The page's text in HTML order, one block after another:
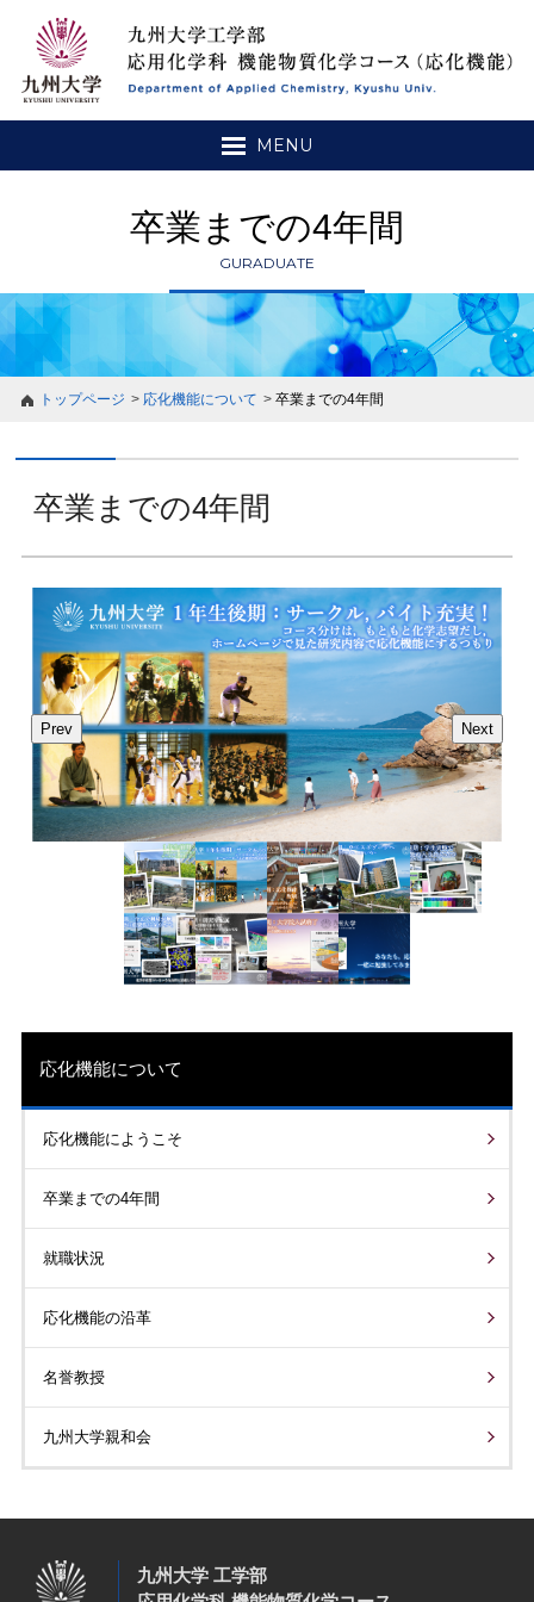
MENU
卒業までの4年間
GURADUATE
トップページ 応化機能について 卒業までの4年間
卒業までの4年間
Prev Next
応化機能について
応化機能にようこそ
卒業までの4年間
就職状況
応化機能の沿革
名誉教授
九州大学親和会
九州大学 工学部